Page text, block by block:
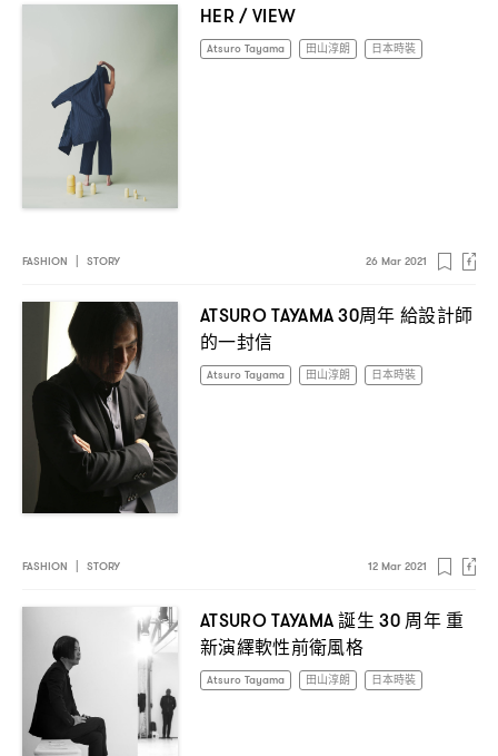
HER / VIEW
Atsuro Tayama 田山淳朗 日本時裝
FASHION STORY 26 Mar 2021
ATSURO TAYAMA 30周年 給設計師
的一封信
Atsuro Tayama 田山淳朗 日本時裝
FASHION STORY 12 Mar 2021
ATSURO TAYAMA誕生 30周年 重
新演繹軟性前衛風格
Atsuro Tayama 田山淳朗 日本時裝